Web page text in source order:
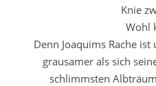
Knie
Wohl
Denn Joaquims Rache
grausamer als sich
schlimmsten